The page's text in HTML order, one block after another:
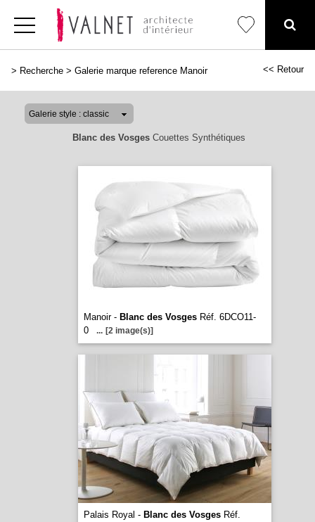
> Recherche > Galerie marque reference Manoir << Retour
Blanc des VosgesCouettes Synthétiques
Manoir - Blanc des VosgesRéf. 6DCO11-
0
... [2 image(s)]
Palais Royal - Blanc des VosgesRéf.